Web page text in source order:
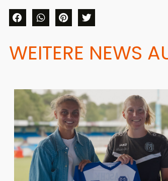
WEITERE NEWS